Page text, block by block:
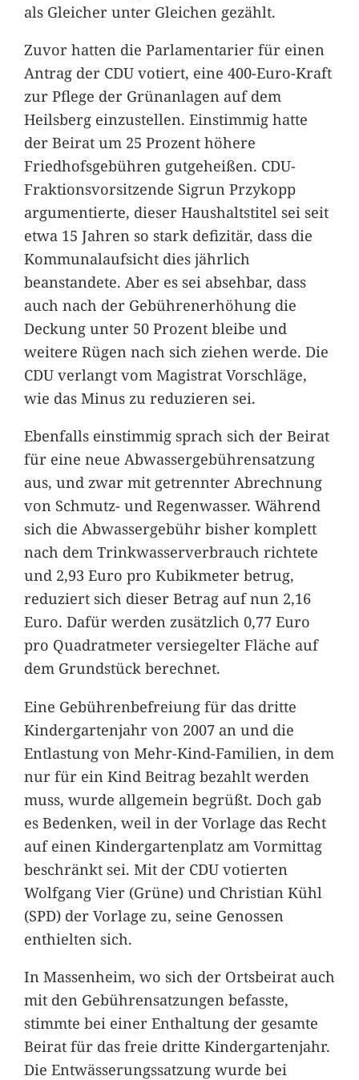
als Gleicher unter Gleichen gezählt.
Zuvor hatten die Parlamentarier für einen
Antrag der CDU votiert, eine 400-Euro-Kraft
zur Pflege der Grünanlagen auf dem
Heilsberg einzustellen. Einstimmig hatte
der Beirat um 25 Prozent höhere
Friedhofsgebühren gutgeheißen. CDU-
Fraktionsvorsitzende Sigrun Przykopp
argumentierte, dieser Haushaltstitel sei seit
etwa 15 Jahren so stark defizitär, dass die
Kommunalaufsicht dies jährlich
beanstandete. Aber es sei absehbar, dass
auch nach der Gebührenerhöhung die
Deckung unter 50 Prozent bleibe und
weitere Rügen nach sich ziehen werde. Die
CDU verlangt vom Magistrat Vorschläge,
wie das Minus zu reduzieren sei.
Ebenfalls einstimmig sprach sich der Beirat
für eine neue Abwassergebührensatzung
aus, und zwar mit getrennter Abrechnung
von Schmutz- und Regenwasser. Während
sich die Abwassergebühr bisher komplett
nach dem Trinkwasserverbrauch richtete
und 2,93 Euro pro Kubikmeter betrug,
reduziert sich dieser Betrag auf nun 2,16
Euro. Dafür werden zusätzlich 0,77 Euro
pro Quadratmeter versiegelter Fläche auf
dem Grundstück berechnet.
Eine Gebührenbefreiung für das dritte
Kindergartenjahr von 2007 an und die
Entlastung von Mehr-Kind-Familien, in dem
nur für ein Kind Beitrag bezahlt werden
muss, wurde allgemein begrüßt. Doch gab
es Bedenken, weil in der Vorlage das Recht
auf einen Kindergartenplatz am Vormittag
beschränkt sei. Mit der CDU votierten
Wolfgang Vier (Grüne) und Christian Kühl
(SPD) der Vorlage zu, seine Genossen
enthielten sich.
In Massenheim, wo sich der Ortsbeirat auch
mit den Gebührensatzungen befasste,
stimmte bei einer Enthaltung der gesamte
Beirat für das freie dritte Kindergartenjahr.
Die Entwässerungssatzung wurde bei